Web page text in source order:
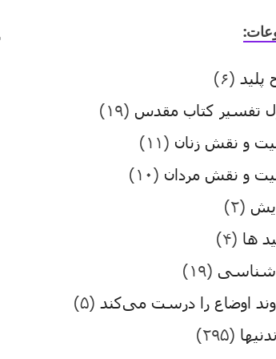
پلید (۶)
تفسیر کتاب مقدس (۱۹)
و نقش زنان (۱۱)
و نقش مردان (۱۰)
(۲)
ها (۴)
(۱۹)
اوضاع را درست می‌کند (۵)
(۲۹۵)